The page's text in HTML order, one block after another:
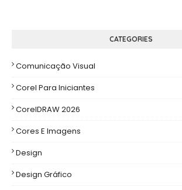
CATEGORIES
Comunicação Visual
Corel Para Iniciantes
CorelDRAW 2026
Cores E Imagens
Design
Design Gráfico